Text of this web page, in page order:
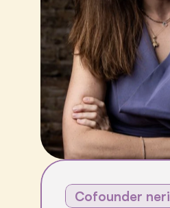
Cofounder neri